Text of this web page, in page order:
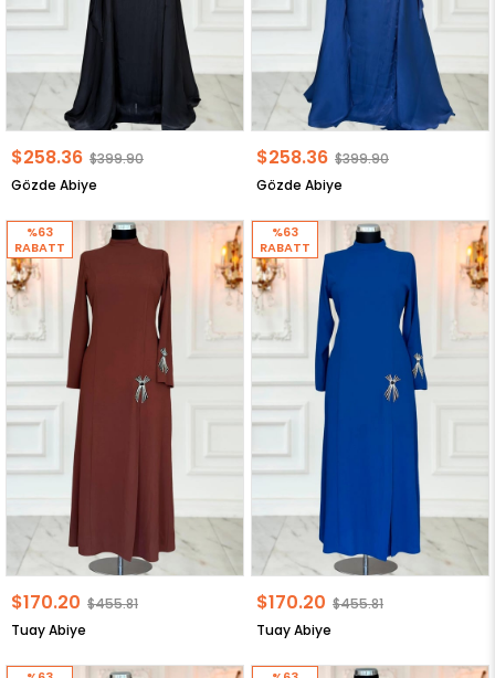
Gözde Abiye
$258.36 $399.90
Gözde Abiye
$258.36 $399.90
Tuay Abiye
$170.20 $455.81
%63
RABATT
Tuay Abiye
$170.20 $455.81
%63
RABATT